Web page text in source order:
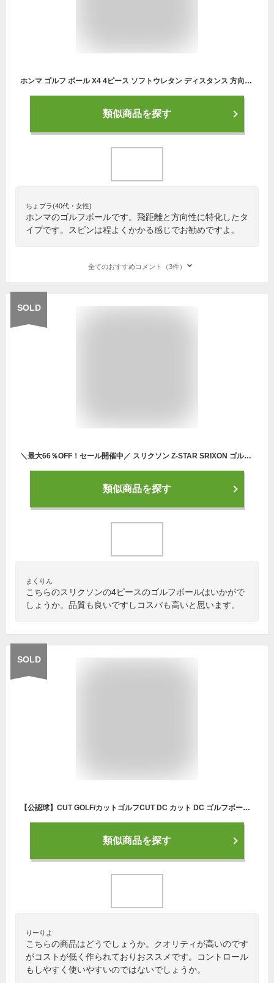
ホンマ ゴルフ ボール X4 4ピース ソフトウレタン ディスタンス 方向性追求タイプ スピン 1ダース12球入り HONMA 本間ゴルフ BT1906
類似商品を探す
ちょプラ(40代・女性)
ホンマのゴルフボールです。飛距離と方向性に特化したタ
イプです。スピンは程よくかかる感じでお勧めですよ。
全てのおすすめコメント（3件）
SOLD
＼最大66％OFF！セール開催中／ スリクソン Z-STAR SRIXON ゴルフボール Zスター 1箱 1ダース 12球入 ホワイト 白 ウレタンカバー ディンプル系 4ピース セール
類似商品を探す
まくりん
こちらのスリクソンの4ピースのゴルフボールはいかがで
しょうか。品質も良いですしコスパも高いと思います。
SOLD
【公認球】CUT GOLF/カットゴルフCUT DC カット DC ゴルフボールCUTDC01WH CUTDC01YL4ピース構造 1ダース【送料無料】
類似商品を探す
りーりよ
こちらの商品はどうでしょうか。クオリティが高いのです
がコストが低く作られておりおススメです。コントロール
もしやすく使いやすいのではないでしょうか。